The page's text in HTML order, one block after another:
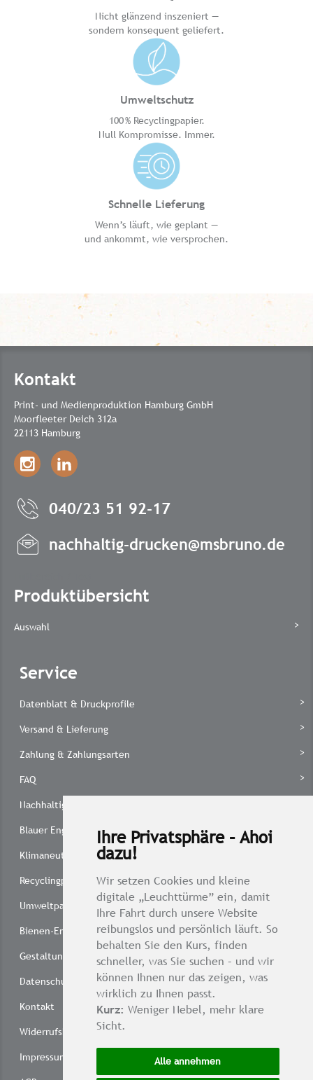
Ihre Privatsphäre – Ahoi
dazu!
Wir setzen Cookies und kleine
digitale „Leuchttürme” ein, damit
Ihre Fahrt durch unsere Website
reibungslos und persönlich läuft. So
behalten Sie den Kurs, finden
schneller, was Sie suchen – und wir
können Ihnen nur das zeigen, was
wirklich zu Ihnen passt.
Kurz: Weniger Nebel, mehr klare
Sicht.
Alle annehmen
Nicht glänzend inszeniert —
sondern konsequent geliefert.
Umweltschutz
100 % Recyclingpapier.
Null Kompromisse. Immer.
Schnelle Lieferung
Wenn’s läuft, wie geplant —
und ankommt, wie versprochen.
Kontakt
Print- und Medienproduktion Hamburg GmbH
Moorfleeter Deich 312a
22113 Hamburg
040/23 51 92-17
nachhaltig-drucken@msbruno.de
Produktübersicht
Auswahl
Service
Datenblatt & Druckprofile
Versand & Lieferung
Zahlung & Zahlungsarten
FAQ
Nachhaltig drucken
Blauer Engel
Klimaneutral drucken
Recyclingpapier 1 x 1
Umweltpartnerschaft
Bienen-Engagement
Gestaltungsservice
Datenschutzbestimmungen
Kontakt
Widerrufsbelehrung
Impressum